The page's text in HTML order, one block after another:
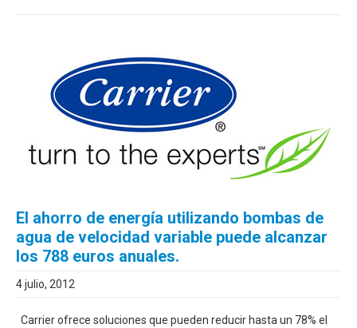
El ahorro de energía utilizando bombas de
agua de velocidad variable puede alcanzar
los 788 euros anuales.
4 julio, 2012
Carrier ofrece soluciones que pueden reducir hasta un 78% el